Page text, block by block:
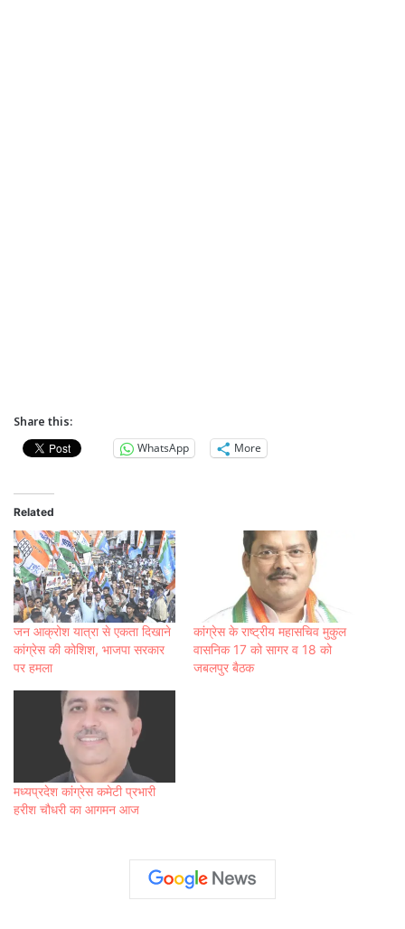
Share this:
WhatsApp
More
Related
जन आक्रोश यात्रा से एकता दिखाने
कांग्रेस की कोशिश, भाजपा सरकार
पर हमला
कांग्रेस के राष्ट्रीय महासचिव मुकुल
वासनिक 17 को सागर व 18 को
जबलपुर बैठक
मध्यप्रदेश कांग्रेस कमेटी प्रभारी
हरीश चौधरी का आगमन आज